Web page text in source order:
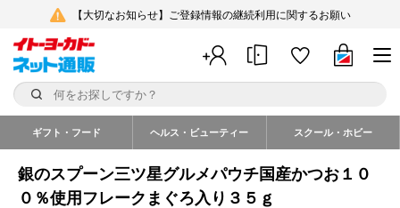
【大切なお知らせ】ご登録情報の継続利用に関するお願い
ギフト・フード ヘルス・ビューティー スクール・ホビー
銀のスプーン三ツ星グルメパウチ国産かつお１０
０％使用フレークまぐろ入り３５ｇ